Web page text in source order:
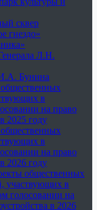
сквер
гнездо»
Л.Н.
Бунина
в
на право
2025 году
в
на право
2026 году
общественных
участвующих в
голосовании на
в 2026